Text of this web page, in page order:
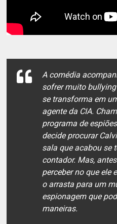
A comédia
sofrer muito
se transforma em
agente da CIA.
programa de
decide procurar
sala que acabou se
contador. Mas,
perceber no que ele
o arrasta para um
espionagem que
maneiras.